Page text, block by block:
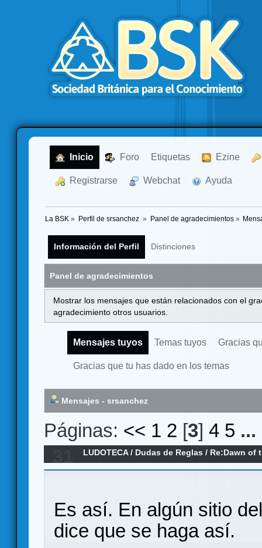
Inicio Foro Etiquetas Ezine
Registrarse Webchat Ayuda
La BSK » Perfil de srsanchez » Panel de agradecimientos»
Información del Perfil Distinciones
Panel de agradecimientos
Mostrar los mensajes que están relacionados con el
agradecimiento otros usuarios.
Mensajes tuyos Temas tuyos Gracias
Gracias que tu has dado en los temas
Mensajes - srsanchez
Páginas: << 1 2 [3] 4 5 ...
LUDOTECA/ Dudas de Reglas / Re:Dawn of
Es así. En algún sitio
dice que se haga así.